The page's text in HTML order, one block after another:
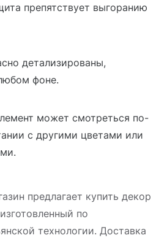
препятствует выгоранию
детализированы,
фоне.
может смотреться по-
с другими цветами или
предлагает купить декор
по
технологии. Доставка